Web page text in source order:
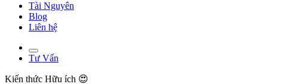
Tài Nguyên
Blog
Liên hệ
Tư Vấn
Kiến thức Hữu ích 😍